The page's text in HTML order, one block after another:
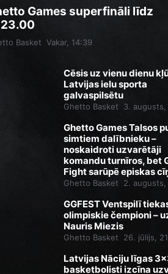
Games superfināli līdz
Basket Vakar, 14:39
Cēsis uz vienu dienu
Latvijas ielu sporta
galvaspilsētu
Ghetto Basket 3. augusts,
Ghetto Games Talsos
simtiem dalībnieku –
noskaidroti uzvarētāji
komandu turnīros, bet
Fight sarūpē episkas
Ghetto Basket 2. augusts,
GGFEST Ventspilī
olimpiskie čempioni –
Nauris Miezis
Ghetto Basket 26. jūlijs,
Latvijas Nāciju līgas
basketbolisti izcīna